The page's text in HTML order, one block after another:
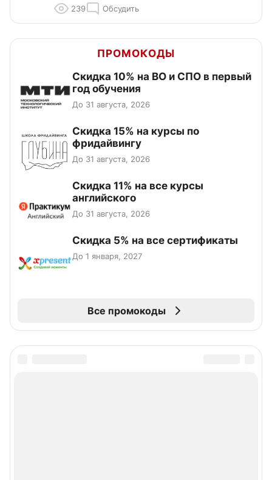
239 Обсудить
ПРОМОКОДЫ
Скидка 10% на ВО и СПО в первый
год обучения
До 31 августа, 2026
Скидка 15% на курсы по
фридайвингу
До 31 августа, 2026
Скидка 11% на все курсы
английского
До 31 августа, 2026
Скидка 5% на все сертификаты
До 1 января, 2027
Все промокоды